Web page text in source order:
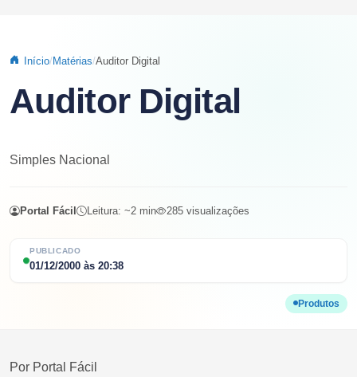
Início Matérias Auditor Digital
Auditor Digital
PUBLICADO
01/12/2000 às 20:38
Produtos
Simples Nacional
Portal Fácil Leitura: ~2 min 285 visualizações
Por Portal Fácil